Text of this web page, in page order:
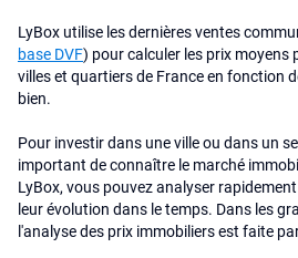
LyBox utilise les dernières ventes
base DVF) pour calculer les prix moyens
villes et quartiers de France en fonction
bien.
Pour investir dans une ville ou dans un
important de connaître le marché
LyBox, vous pouvez analyser
leur évolution dans le temps. Dans les
l'analyse des prix immobiliers est faite